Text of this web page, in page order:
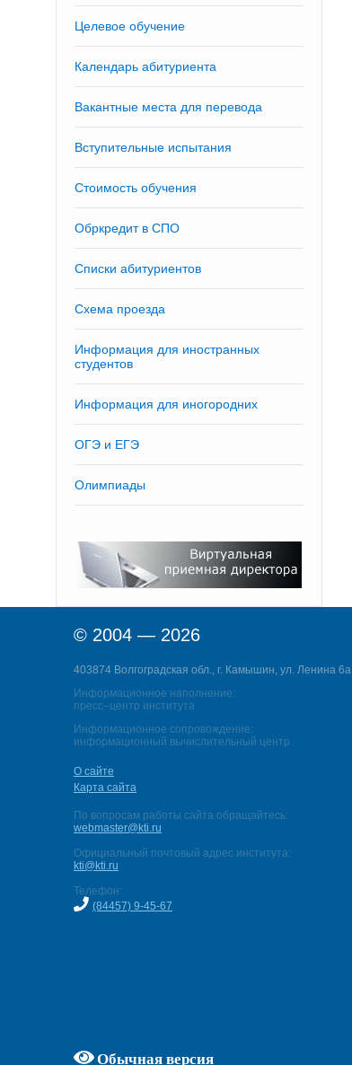
Целевое обучение
Календарь абитуриента
Вакантные места для перевода
Вступительные испытания
Стоимость обучения
Обркредит в СПО
Списки абитуриентов
Схема проезда
Информация для иностранных
студентов
Информация для иногородних
ОГЭ и ЕГЭ
Олимпиады
© 2004 — 2026
403874 Волгоградская обл., г. Камышин, ул. Ленина 6а
Информационное наполнение:
пресс–центр института
Информационное сопровождение:
информационный вычислительный центр
О сайте
Карта сайта
По вопросам работы сайта обращайтесь:
webmaster@kti.ru
Официальный почтовый адрес института:
kti@kti.ru
Телефон:
(84457) 9-45-67
Обычная версия